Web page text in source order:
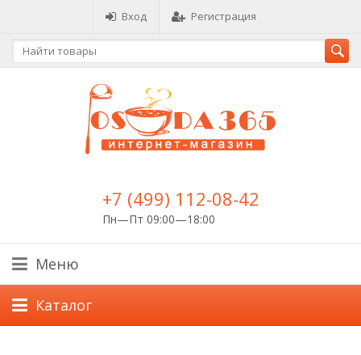
Вход Регистрация
+7 (499) 112-08-42
Пн—Пт 09:00—18:00
Меню
Каталог